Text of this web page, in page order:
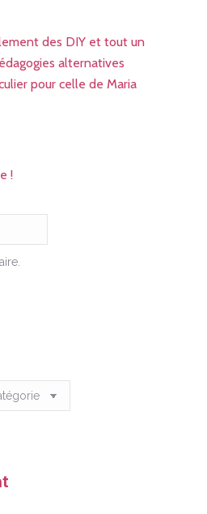
des DIY et tout un
alternatives
pour celle de Maria
!